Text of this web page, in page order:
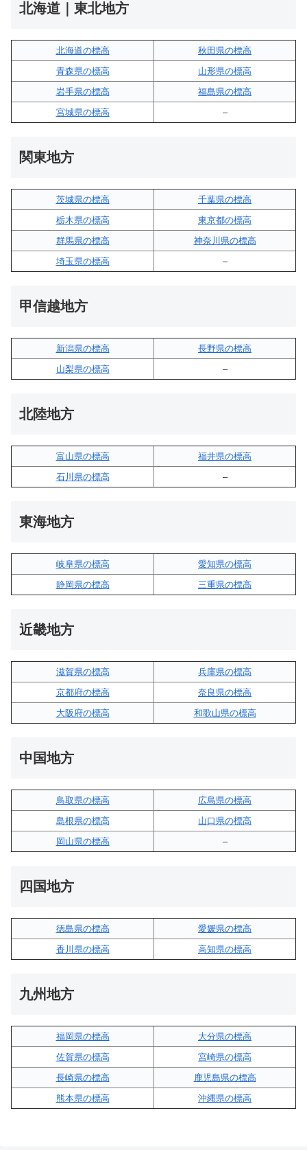
北海道｜東北地方
北海道の標高
秋田県の標高
青森県の標高
山形県の標高
岩手県の標高
福島県の標高
宮城県の標高
–
関東地方
茨城県の標高
千葉県の標高
栃木県の標高
東京都の標高
群馬県の標高
神奈川県の標高
埼玉県の標高
–
甲信越地方
新潟県の標高
長野県の標高
山梨県の標高
–
北陸地方
富山県の標高
福井県の標高
石川県の標高
–
東海地方
岐阜県の標高
愛知県の標高
静岡県の標高
三重県の標高
近畿地方
滋賀県の標高
兵庫県の標高
京都府の標高
奈良県の標高
大阪府の標高
和歌山県の標高
中国地方
鳥取県の標高
広島県の標高
島根県の標高
山口県の標高
岡山県の標高
–
四国地方
徳島県の標高
愛媛県の標高
香川県の標高
高知県の標高
九州地方
福岡県の標高
大分県の標高
佐賀県の標高
宮崎県の標高
長崎県の標高
鹿児島県の標高
熊本県の標高
沖縄県の標高